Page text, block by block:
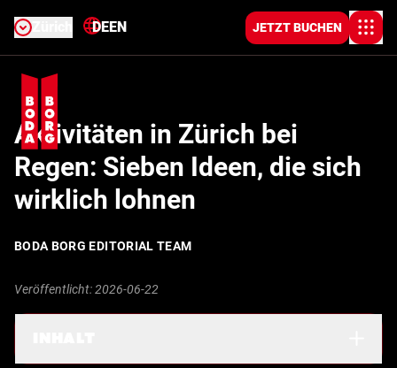
DEEN JETZT BUCHEN
Aktivitäten in Zürich bei
Regen: Sieben Ideen, die sich
wirklich lohnen
BODA BORG EDITORIAL TEAM
Veröffentlicht: 2026-06-22